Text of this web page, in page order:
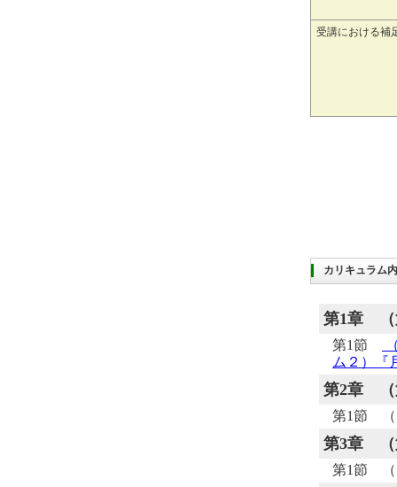
受講における補
カリキュラム
第1章
第1節
ム２）『
第2章
第1節 （
第3章
第1節 （